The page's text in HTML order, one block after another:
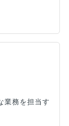
業務を担当す